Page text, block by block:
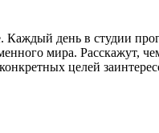
день в студии
мира. Расскажут,
целей